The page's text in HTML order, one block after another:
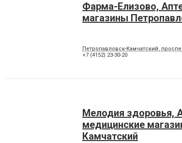
Фарма-Елизово,
магазины
Петропавловск-Камчатский,
+7 (4152) 23-30-20
Мелодия здоровья,
медицинские
Камчатский